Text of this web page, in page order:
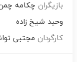
بازیگران چکامه
وحید شیخ زاده
کارگردان مجتبی